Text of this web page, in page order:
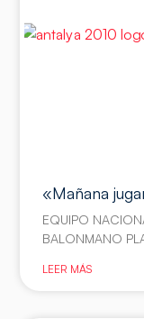
«Mañana
EQUIPO
BALONMANO
LEER MÁS